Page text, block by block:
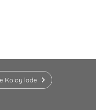
Kolay İade